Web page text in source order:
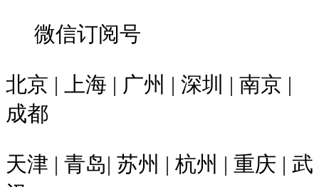
微信订阅号
北京 | 上海 | 广州 | 深圳 | 南京 |
成都
天津 | 青岛| 苏州 | 杭州 | 重庆 | 武